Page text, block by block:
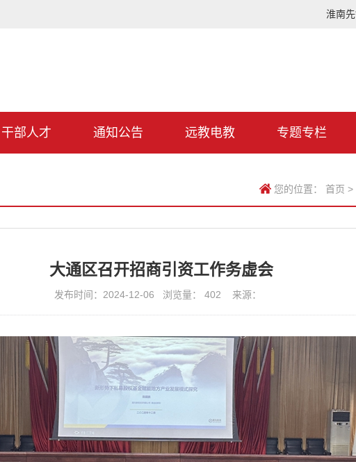
淮南
干部人才 通知公告 远教电教 专题专栏
您的位置： 首页 >
大通区召开招商引资工作务虚会
发布时间：2024-12-06 浏览量： 402 来源：